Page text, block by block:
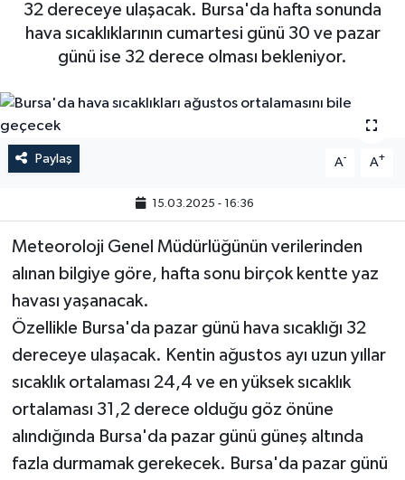
32 dereceye ulaşacak. Bursa'da hafta sonunda
hava sıcaklıklarının cumartesi günü 30 ve pazar
günü ise 32 derece olması bekleniyor.
Paylaş A- A+
15.03.2025 - 16:36
Meteoroloji Genel Müdürlüğünün verilerinden
alınan bilgiye göre, hafta sonu birçok kentte yaz
havası yaşanacak.
Özellikle Bursa'da pazar günü hava sıcaklığı 32
dereceye ulaşacak. Kentin ağustos ayı uzun yıllar
sıcaklık ortalaması 24,4 ve en yüksek sıcaklık
ortalaması 31,2 derece olduğu göz önüne
alındığında Bursa'da pazar günü güneş altında
fazla durmamak gerekecek. Bursa'da pazar günü